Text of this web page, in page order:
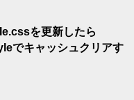
を更新したら
でキャッシュクリアす